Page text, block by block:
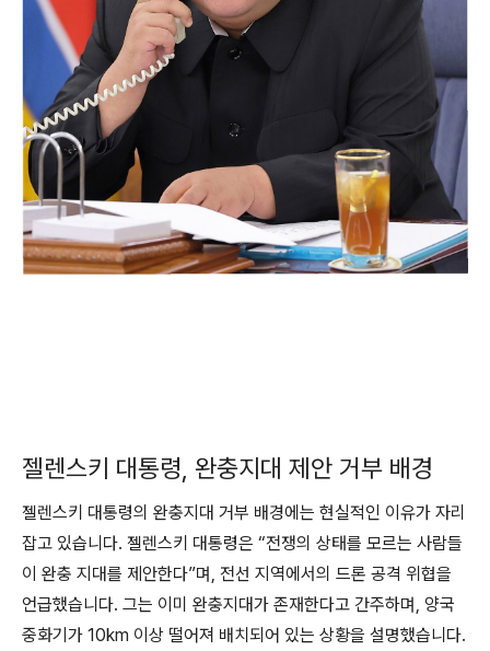
젤렌스키 대통령, 완충지대 제안 거부 배경
젤렌스키 대통령의 완충지대 거부 배경에는 현실적인 이유가 자리
잡고 있습니다. 젤렌스키 대통령은 “전쟁의 상태를 모르는 사람들
이 완충 지대를 제안한다”며, 전선 지역에서의 드론 공격 위협을
언급했습니다. 그는 이미 완충지대가 존재한다고 간주하며, 양국
중화기가 10km 이상 떨어져 배치되어 있는 상황을 설명했습니다.